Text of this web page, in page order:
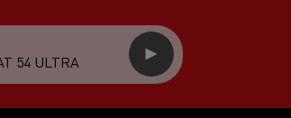
54 ULTRA